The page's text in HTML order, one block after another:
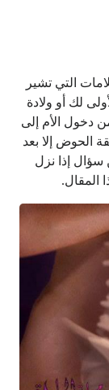
التي تشير
لك أو ولادة
دخول الأم إلى
الحوض إلا بعد
إذا نزل
المقال.